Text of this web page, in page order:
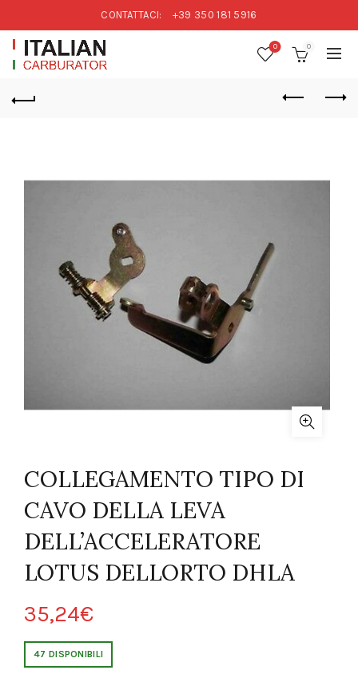
CONTATTACI: +39 350 181 5916
0 0
COLLEGAMENTO TIPO DI
CAVO DELLA LEVA
DELL’ACCELERATORE
LOTUS DELLORTO DHLA
35,24€
47 DISPONIBILI